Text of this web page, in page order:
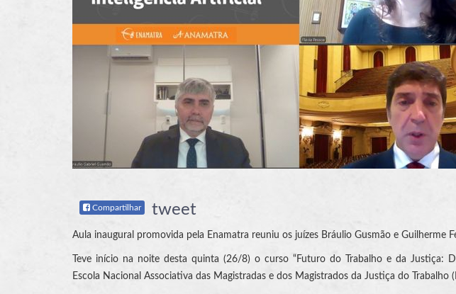
Compartilhar tweet
Aula inaugural promovida pela Enamatra reuniu os juízes Bráulio Gusmão e Guilherme
Teve início na noite desta quinta (26/8) o curso “Futuro do Trabalho e da Justiça:
Escola Nacional Associativa das Magistradas e dos Magistrados da Justiça do Trabalho